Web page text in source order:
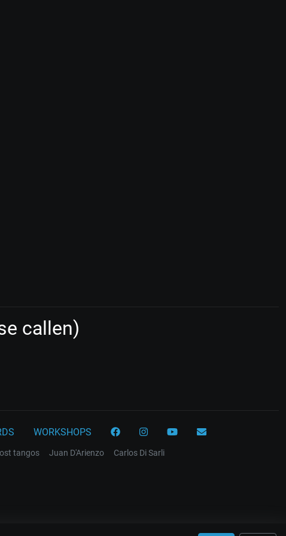
callen)
WORKSHOPS
tangos Juan D'Arienzo
Carlos Di Sarli